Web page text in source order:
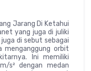
Jarang Di Ketahui
yang juga di juliki
di sebut sebagai
menganggung orbit
Ini memiliki
s² dengan medan